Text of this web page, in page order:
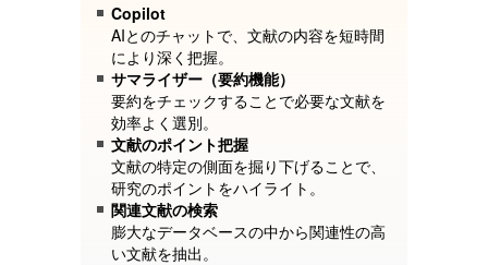
Copilot
AIとのチャットで、文献の内容を短時間
により深く把握。
サマライザー（要約機能）
要約をチェックすることで必要な文献を
効率よく選別。
文献のポイント把握
文献の特定の側面を掘り下げることで、
研究のポイントをハイライト。
関連文献の検索
膨大なデータベースの中から関連性の高
い文献を抽出。